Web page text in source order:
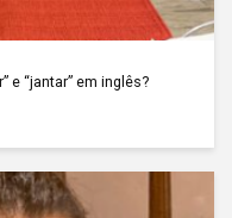
e “jantar” em inglês?